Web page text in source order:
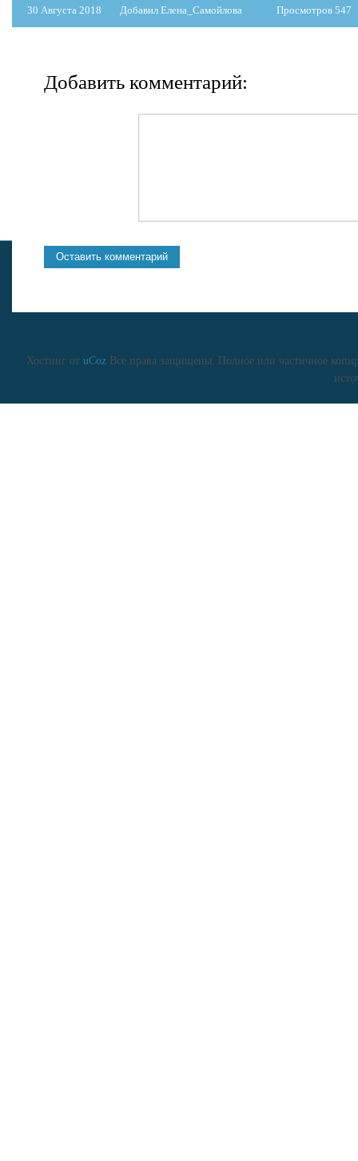
30 Августа 2018 Добавил Елена_Самойлова Просмотров 547
Добавить комментарий:
Хостинг от uCozВсе права защищены. Полное или частичное